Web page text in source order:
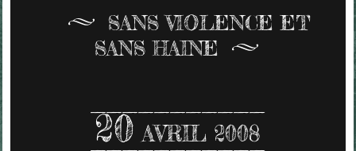
SANS VIOLENCE ET
SANS HAINE
20 AVRIL 2008